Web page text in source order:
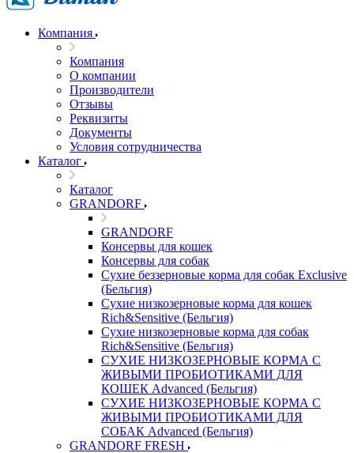
Компания
Компания
О компании
Производители
Отзывы
Реквизиты
Документы
Условия сотрудничества
Каталог
Каталог
GRANDORF
GRANDORF
Консервы для кошек
Консервы для собак
Сухие беззерновые корма для собак Exclusive
(Бельгия)
Сухие низкозерновые корма для кошек
Rich&Sensitive (Бельгия)
Сухие низкозерновые корма для собак
Rich&Sensitive (Бельгия)
СУХИЕ НИЗКОЗЕРНОВЫЕ КОРМА С
ЖИВЫМИ ПРОБИОТИКАМИ ДЛЯ
КОШЕК Advanced (Бельгия)
СУХИЕ НИЗКОЗЕРНОВЫЕ КОРМА С
ЖИВЫМИ ПРОБИОТИКАМИ ДЛЯ
СОБАК Advanced (Бельгия)
GRANDORF FRESH